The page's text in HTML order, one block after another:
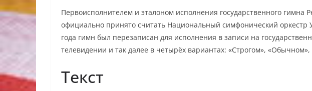
Первоисполнителем и эталоном исполнения государственного гимна
официально принято считать Национальный симфонический оркестр
года гимн был перезаписан для исполнения в записи на
телевидении и так далее в четырёх вариантах: «Строгом»,
Текст